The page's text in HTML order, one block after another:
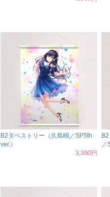
B2タペストリー（久島鴎／SP5th
ver.）
3,300円
／